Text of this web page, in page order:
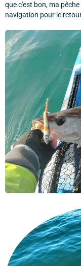
que c'est bon, ma
navigation pour le